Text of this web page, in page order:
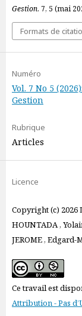
Gestion. 7, 5 (mai
Formats de
Numéro
Vol. 7 No 5
Gestion
Rubrique
Articles
Licence
Copyright (c) 2026
HOUNTADA ,
JEROME , Edgard-
Ce travail est
Attribution - Pas